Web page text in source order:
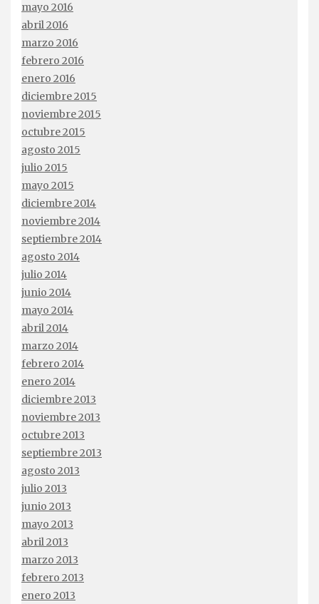
mayo 2016
abril 2016
marzo 2016
febrero 2016
enero 2016
diciembre 2015
noviembre 2015
octubre 2015
agosto 2015
julio 2015
mayo 2015
diciembre 2014
noviembre 2014
septiembre 2014
agosto 2014
julio 2014
junio 2014
mayo 2014
abril 2014
marzo 2014
febrero 2014
enero 2014
diciembre 2013
noviembre 2013
octubre 2013
septiembre 2013
agosto 2013
julio 2013
junio 2013
mayo 2013
abril 2013
marzo 2013
febrero 2013
enero 2013